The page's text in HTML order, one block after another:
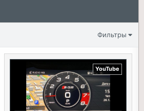
Фильтры
YouTube